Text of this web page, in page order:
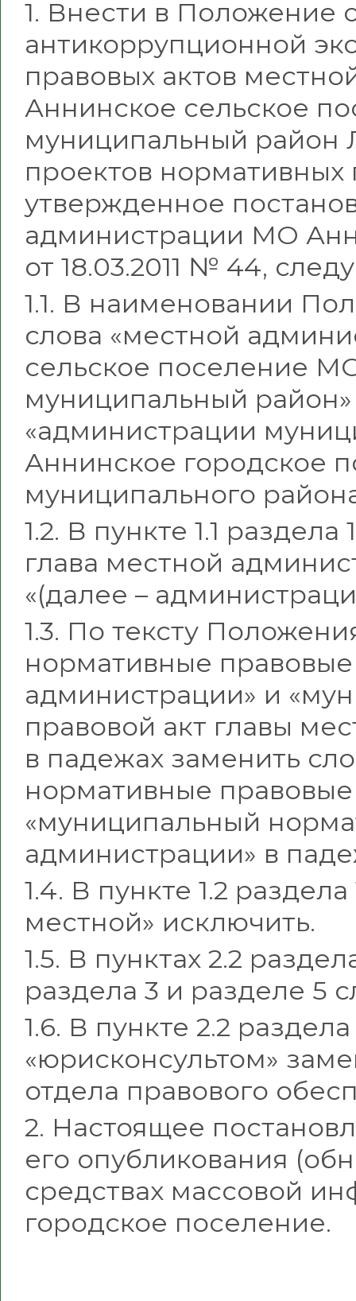
1. Внести в Положение
антикоррупционной
правовых актов
Аннинское сельское
муниципальный район
проектов нормативных
утвержденное
администрации МО
от 18.03.2011 № 44,
1.1. В наименовании
слова «местной
сельское поселение
муниципальный
«администрации
Аннинское городское
муниципального
1.2. В пункте 1.1
глава местной
«(далее –
1.3. По тексту
нормативные
администрации» и
правовой акт главы
в падежах заменить
нормативные
«муниципальный
администрации» в
1.4. В пункте 1.2
местной» исключить.
1.5. В пунктах 2.2
раздела 3 и разделе 5
1.6. В пункте 2.2
«юрисконсультом»
отдела правового
2. Настоящее
его опубликования
средствах массовой
городское поселение.